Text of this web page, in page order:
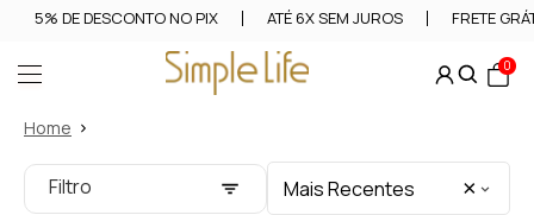
5% DE DESCONTO NO PIX ATÉ 6X SEM JUROS FRETE
0
Home
Filtro Mais Recentes ×